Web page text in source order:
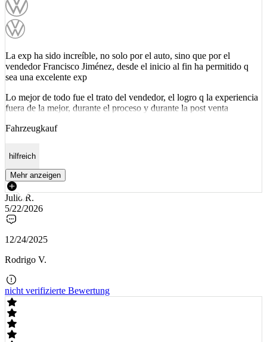
La exp ha sido increíble, no solo por el auto, sino que por el
vendedor Francisco Jiménez, desde el inicio al fin ha permitido q
sea una excelente exp
Lo mejor de todo fue el trato del vendedor, el logro q la experiencia
fuera de la mejor, durante el proceso y durante la post venta
Fahrzeugkauf
hilfreich
Mehr anzeigen
Julio R.
5/22/2026
12/24/2025
Rodrigo V.
nicht verifizierte Bewertung